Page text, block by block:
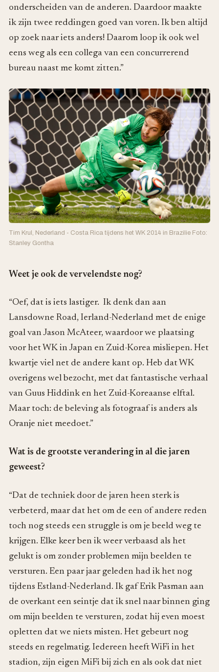
onderscheiden van de anderen. Daardoor maakte
ik zijn twee reddingen goed van voren. Ik ben altijd
op zoek naar iets anders! Daarom loop ik ook wel
eens weg als een collega van een concurrerend
bureau naast me komt zitten.”
Tim Krul, Nederland - Costa Rica tijdens het WK 2014 in Brazilie Foto:
Stanley Gontha
Weet je ook de vervelendste nog?
“Oef, dat is iets lastiger. Ik denk dan aan
Lansdowne Road, Ierland-Nederland met de enige
goal van Jason McAteer, waardoor we plaatsing
voor het WK in Japan en Zuid-Korea misliepen. Het
kwartje viel net de andere kant op. Heb dat WK
overigens wel bezocht, met dat fantastische verhaal
van Guus Hiddink en het Zuid-Koreaanse elftal.
Maar toch: de beleving als fotograaf is anders als
Oranje niet meedoet.”
Wat is de grootste verandering in al die jaren
geweest?
“Dat de techniek door de jaren heen sterk is
verbeterd, maar dat het om de een of andere reden
toch nog steeds een struggle is om je beeld weg te
krijgen. Elke keer ben ik weer verbaasd als het
gelukt is om zonder problemen mijn beelden te
versturen. Een paar jaar geleden had ik het nog
tijdens Estland-Nederland. Ik gaf Erik Pasman aan
de overkant een seintje dat ik snel naar binnen ging
om mijn beelden te versturen, zodat hij even moest
opletten dat we niets misten. Het gebeurt nog
steeds en regelmatig. Iedereen heeft WiFi in het
stadion, zijn eigen MiFi bij zich en als ook dat niet